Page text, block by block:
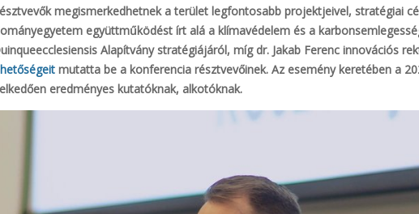
megismerkedhetnek a terület legfontosabb projektjeivel, stratégiai
együttműködést írt alá a klímavédelem és a
Alapítvány stratégiájáról, míg dr. Jakab Ferenc innovációs
mutatta be a konferencia résztvevőinek. Az esemény keretében a
eredményes kutatóknak, alkotóknak.